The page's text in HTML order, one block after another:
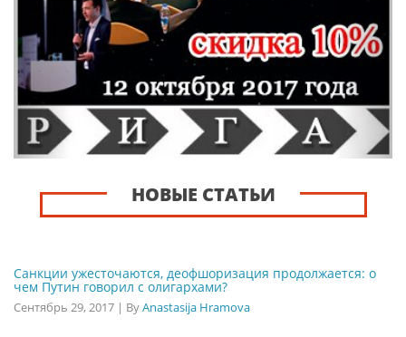
НОВЫЕ СТАТЬИ
Санкции ужесточаются, деофшоризация продолжается: о
чем Путин говорил с олигархами?
Сентябрь 29, 2017 | ByAnastasija Hramova